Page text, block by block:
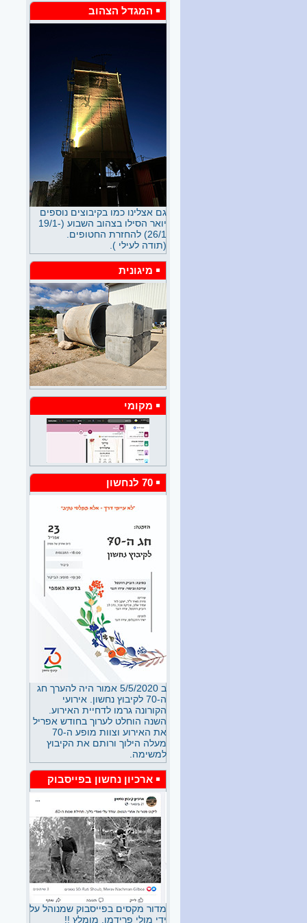
פרידה מיעל וישראל 7/26
כפרי, בעל נוף מקצה לקצה
ומחליטים לעבור לעיר הגדולה,
מרוצפת האספלט והאוויר ספוג
עשן המכוניות. האם זה הגיוני?
קציר החיטים בנחשון 6/26
ביום ראשון 21/6, היום הארוך
ביותר בשנה, החל קציר החיטה
בשדות נחשון. שני קומבינים
ירוקים עם שולחן רחב הסתערו
על החלקה שלא מזמן הייתה
מטע השקדים. על מלאכת הקציר
נצחו ממרומי הקומביינים זמל
ויותם. את עגלת הביניים ניהג
אורי, כולם אנשי "אסיפי בר",
האגודה המעבדת את מרבית
שדות נחשון. בעוד מספר שנים
יסתיים החוזה עם אסיפי בר.
האם יקום דור חדש של חקלאים
בנחשון, שיקח על עצמו את
האתגר? או ששוב נפקיד את
שדותינו בידי אגודה אזורית?
ערב לכבוד צאת הספר הפיכת
חצר 6/26
ביום שבת 13/6 נערך בחדר
האוכל ערב לציון השקת ספרה
של יעל קיני "הפיכת חצר". בלובי
חדר האוכל נתלו תמונות,
שהמוטיב שלהן היה גדר הקיבוץ,
גדר שהייתה מאד משמעותית
ליעל ועל כך הרחיבה בהמשך
הערב...
לאה גולדברג - דורית פרידמן
חלק ג
הרצאה של דורית פרידמן
ב"משלט 200" בחודש מאי 2026
ההרצאה פורסמה בארבעה
הלוויה של נעמה ברזילי 6/26
ביום רביעי 3/6 אחר הצהריים
נטמנה נעמה ברזילי, ליד אריה
בעלה בצל עצי הברוש, עטופה
בבני משפחתה, חברים וילדי
טיפוחיה במהלך שנותיה. נערה
שעזבה את העיר הגדולה תל
אביב ועברה לגור על גבעת
טרשים בסמיכות לגבול. שנים
רבות עבדה כגננת וטפחה דור
של גננות שהמשיכו את דרכה.
בשנים האחרונות שמרה על קשר
עם הנוער כשהיא מנהלת את
ספרית הילדים.
לאה גולדברג - דורית פרידמן
חלק ב
הרצאה של דורית פרידמן
ב"משלט 200" בחודש מאי 2026
ההרצאה פורסמה בארבעה
חלקים זהו חלק ב.
לאה גולדברג - דורית פרידמן
חלק א
הרצאה של דורית פרידמן
ב"משלט 200" בחודש מאי 2026
ההרצאה פורסמה בארבעה
חלקים זהו חלק א.
עמרי ואריק - איחוד הצלה 5/26
אתה חש שמשהו לא בסדר, יש
לך לחץ בחזה, זיעה ניגרת
ממצחך. אתה מתיישב על כיסא,
אולי זה תחושה רגעית, אכלת
משהו מקולקל או סתם ללא
סיבה ברורה. כשהזמן עובר ואין
המגדל הצהוב
גם אצלינו כמו בקיבוצים נוספים
יואר הסילו בצהוב השבוע (19/1-
26/1) להחזרת החטופים.
(תודה לעילי ).
מיגונית
מקומי
70 לנחשון
ב 5/5/2020 אמור היה להערך חג
ה-70 לקיבוץ נחשון. אירועי
הקורונה גרמו לדחיית האירוע.
השנה הוחלט לערוך בחודש אפריל
את האירוע וצוות מופע ה-70
מעלה הילוך ורותם את הקיבוץ
למשימה.
ארכיון נחשון בפייסבוק
מדור מקסים בפייסבוק שמנוהל על
ידי מולי פרידמן. מומלץ !!